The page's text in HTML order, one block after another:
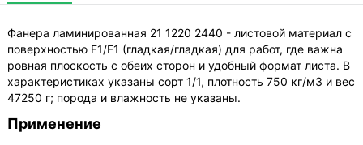
Фанера ламинированная 21 1220 2440 - листовой материал с
поверхностью F1/F1 (гладкая/гладкая) для работ, где важна
ровная плоскость с обеих сторон и удобный формат листа. В
характеристиках указаны сорт 1/1, плотность 750 кг/м3 и вес
47250 г; порода и влажность не указаны.
Применение